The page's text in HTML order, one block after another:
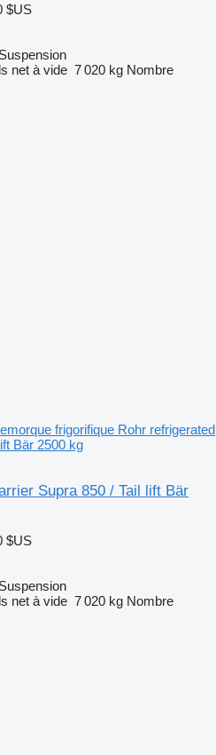
$US
Suspension
net à vide 7 020 kg Nombre
frigorifique Rohr refrigerated
Bär 2500 kg
Supra 850 / Tail lift Bär
$US
Suspension
net à vide 7 020 kg Nombre